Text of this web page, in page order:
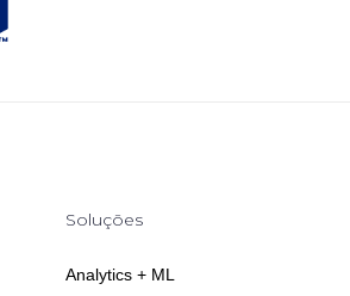
Soluções
Analytics + ML